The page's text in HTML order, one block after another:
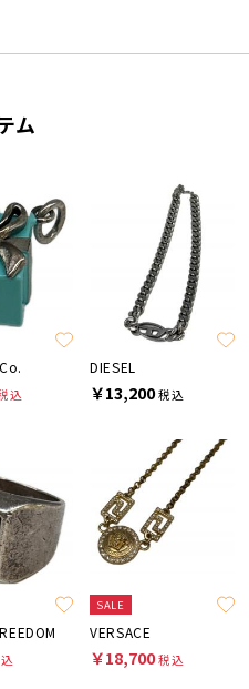
ム
込
DIESEL
￥13,200税込
SALE
VERSACE
￥18,700税込